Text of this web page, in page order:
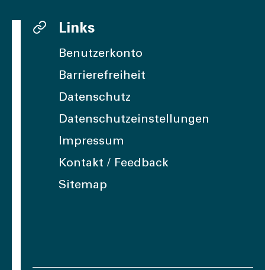
Links
Benutzerkonto
Barrierefreiheit
Datenschutz
Datenschutzeinstellungen
Impressum
Kontakt / Feedback
Sitemap